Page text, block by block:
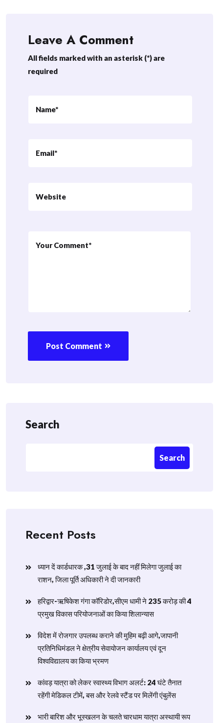
Leave A Comment
All fields marked with an asterisk (*) are
required
Post Comment
Search
Search
Recent Posts
ध्यान दें कार्डधारक ,31 जुलाई के बाद नहीं मिलेगा जुलाई का
राशन, जिला पूर्ति अधिकारी ने दी जानकारी
हरिद्वार-ऋषिकेश गंगा कॉरिडोर,सीएम धामी ने 235 करोड़ की 4
प्रमुख विकास परियोजनाओं का किया शिलान्यास
विदेश में रोजगार उपलब्ध कराने की मुहिम बढ़ी आगे,जापानी
प्रतिनिधिमंडल ने क्षेत्रीय सेवायोजन कार्यालय एवं दून
विश्वविद्यालय का किया भ्रमण
​कांवड़ यात्रा को लेकर स्वास्थ्य विभाग अलर्ट: 24 घंटे तैनात
रहेंगी मेडिकल टीमें, बस और रेलवे स्टैंड पर मिलेंगी एंबुलेंस
​भारी बारिश और भूस्खलन के चलते चारधाम यात्रा अस्थायी रूप